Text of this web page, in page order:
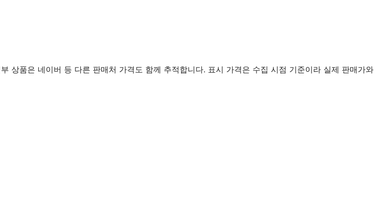
상품은 네이버 등 다른 판매처 가격도 함께 추적합니다. 표시 가격은 수집 시점 기준이라 실제 판매가와